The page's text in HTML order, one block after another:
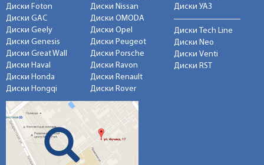
Диски Foton
Диски GAC
Диски Geely
Диски Genesis
Диски Great Wall
Диски Haval
Диски Honda
Диски Hongqi
Диски Nissan
Диски OMODA
Диски Opel
Диски Peugeot
Диски Porsche
Диски Ravon
Диски Renault
Диски Rover
Диски УАЗ
Диски Tech Line
Диски Neo
Диски Venti
Диски RST